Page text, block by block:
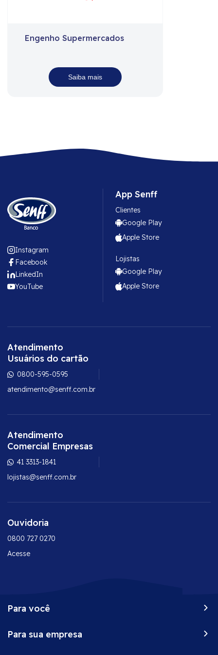
Engenho Supermercados
Saiba mais
App Senff
Clientes
Google Play
Apple Store
Lojistas
Google Play
Apple Store
Instagram
Facebook
LinkedIn
YouTube
Atendimento
Usuários do cartão
0800-595-0595
atendimento@senff.com.br
Atendimento
Comercial Empresas
41 3313-1841
lojistas@senff.com.br
Ouvidoria
0800 727 0270
Acesse
Para você
Vantagens do seu cartão
Para sua empresa